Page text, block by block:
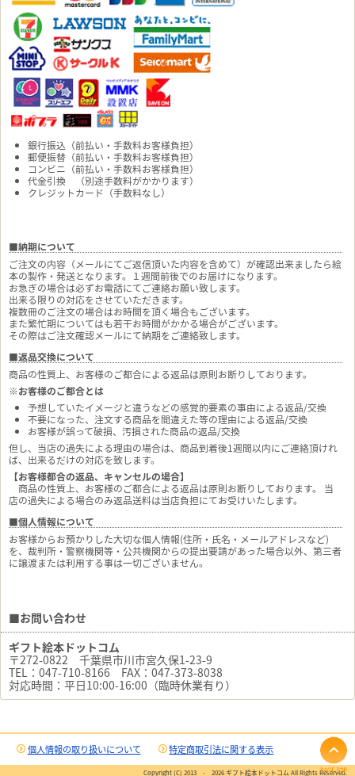
銀行振込（前払い・手数料お客様負担）
郵便振替（前払い・手数料お客様負担）
コンビニ（前払い・手数料お客様負担）
代金引換 （別途手数料がかかります）
クレジットカード（手数料なし）
■納期について
ご注文の内容（メールにてご返信頂いた内容を含めて）が確認出来ましたら絵
本の製作・発送となります。１週間前後でのお届けになります。
お急ぎの場合は必ずお電話にてご連絡お願い致します。
出来る限りの対応をさせていただきます。
複数冊のご注文の場合はお時間を頂く場合もございます。
また繁忙期についてはも若干お時間がかかる場合がございます。
その際はご注文確認メールにて納期をご連絡致します。
■返品交換について
商品の性質上、お客様のご都合による返品は原則お断りしております。
※お客様のご都合とは
予想していたイメージと違うなどの感覚的要素の事由による返品/交換
不要になった、注文する商品を間違えた等の理由による返品/交換
お客様が誤って破損、汚損された商品の返品/交換
但し、当店の過失による理由の場合は、商品到着後1週間以内にご連絡頂けれ
ば、出来るだけの対応を致します。
【お客様都合の返品、キャンセルの場合】
商品の性質上、お客様のご都合による返品は原則お断りしております。 当
店の過失による場合のみ返品送料は当店負担にてお受けいたします。
■個人情報について
お客様からお預かりした大切な個人情報(住所・氏名・メールアドレスなど)
を、裁判所・警察機関等・公共機関からの提出要請があった場合以外、第三者
に譲渡または利用する事は一切ございません。
■お問い合わせ
ギフト絵本ドットコム
〒272-0822 千葉県市川市宮久保1-23-9
TEL：047-710-8166 FAX：047-373-8038
対応時間：平日10:00-16:00（臨時休業有り）
個人情報の取り扱いについて 特定商取引法に関する表示
Copyright (C) 2013 - 2026ギフト絵本ドットコム All Rights Reserved.